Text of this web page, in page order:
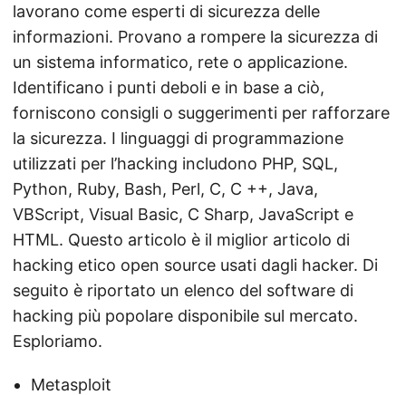
lavorano come esperti di sicurezza delle
informazioni. Provano a rompere la sicurezza di
un sistema informatico, rete o applicazione.
Identificano i punti deboli e in base a ciò,
forniscono consigli o suggerimenti per rafforzare
la sicurezza. I linguaggi di programmazione
utilizzati per l’hacking includono PHP, SQL,
Python, Ruby, Bash, Perl, C, C ++, Java,
VBScript, Visual Basic, C Sharp, JavaScript e
HTML. Questo articolo è il miglior articolo di
hacking etico open source usati dagli hacker. Di
seguito è riportato un elenco del software di
hacking più popolare disponibile sul mercato.
Esploriamo.
Metasploit